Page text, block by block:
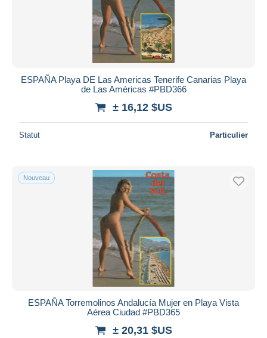
ESPAÑA Playa DE Las Americas Tenerife Canarias Playa
de Las Américas #PBD366
± 16,12 $US
Statut Particulier
Nouveau
ESPAÑA Torremolinos Andalucía Mujer en Playa Vista
Aérea Ciudad #PBD365
± 20,31 $US